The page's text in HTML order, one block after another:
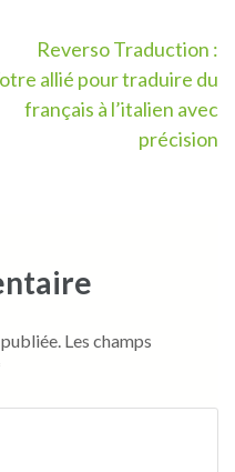
Reverso Traduction :
allié pour traduire du
français à l’italien avec
précision
Les champs